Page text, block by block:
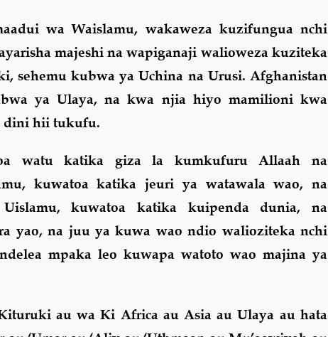
wa Waislamu, wakaweza kuzifungua nchi
majeshi na wapiganaji walioweza kuziteka
sehemu kubwa ya Uchina na Urusi. Afghanistan
ya Ulaya, na kwa njia hiyo mamilioni kwa
dini hii tukufu.
watu katika giza la kumkufuru Allaah na
kuwatoa katika jeuri ya watawala wao, na
kuwatoa katika kuipenda dunia, na
yao, na juu ya kuwa wao ndio walioziteka nchi
mpaka leo kuwapa watoto wao majina ya
au wa Ki Africa au Asia au Ulaya au hata